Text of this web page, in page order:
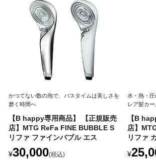
かつてない数の泡で、バスタイムは美しさを
磨く時間へ
【B happy専用商品】 【正規販売
店】MTG ReFa FINE BUBBLE S
リファ ファインバブル エス
¥30,000 税込
水・熱・
レア髪カ
【B
店】
リファ
¥